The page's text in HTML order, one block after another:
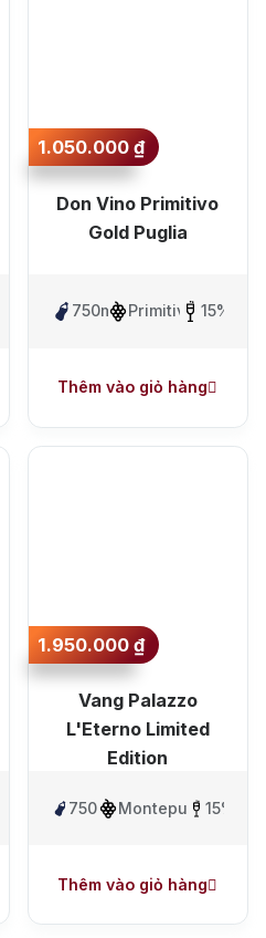
1.050.000₫
Don Vino Primitivo
Gold Puglia
750ml Primitivo 15%
Thêm vào giỏ hàng
1.950.000₫
Vang Palazzo
L'Eterno Limited
Edition
750ml Montepulciano
15%
Thêm vào giỏ hàng